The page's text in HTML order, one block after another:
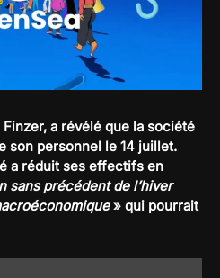
Finzer, a révélé que la société
son personnel le 14 juillet.
a réduit ses effectifs en
sans précédent de l’hiver
» qui pourrait